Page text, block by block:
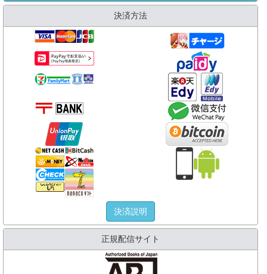
決済方法
決済説明
正規配信サイト